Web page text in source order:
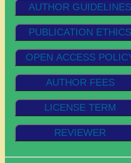
AUTHOR GUIDELINES
PUBLICATION ETHICS
OPEN ACCESS
AUTHOR FEES
LICENSE TERM
REVIEWER